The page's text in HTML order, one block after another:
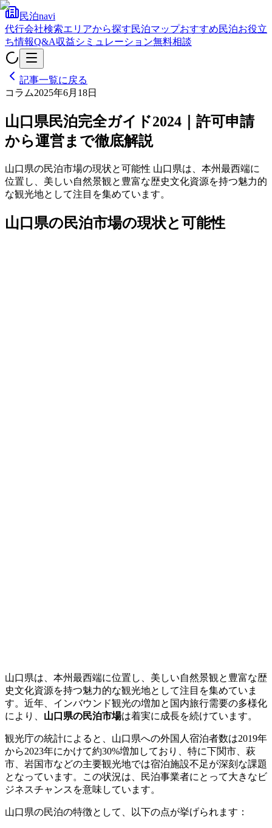
民泊navi
代行会社検索エリアから探す民泊マップおすすめ民泊お役立
ち情報Q&A収益シミュレーション無料相談
記事一覧に戻る
コラム2025年6月18日
山口県民泊完全ガイド2024｜許可申請
から運営まで徹底解説
山口県の民泊市場の現状と可能性 山口県は、本州最西端に
位置し、美しい自然景観と豊富な歴史文化資源を持つ魅力的
な観光地として注目を集めています。
山口県の民泊市場の現状と可能性
山口県は、本州最西端に位置し、美しい自然景観と豊富な歴
史文化資源を持つ魅力的な観光地として注目を集めていま
す。近年、インバウンド観光の増加と国内旅行需要の多様化
により、 山口県の民泊市場は着実に成長を続けています。
観光庁の統計によると、山口県への外国人宿泊者数は2019年
から2023年にかけて約30%増加しており、特に下関市、萩
市、岩国市などの主要観光地では宿泊施設不足が深刻な課題
となっています。この状況は、民泊事業者にとって大きなビ
ジネスチャンスを意味しています。
山口県の民泊の特徴として、以下の点が挙げられます：